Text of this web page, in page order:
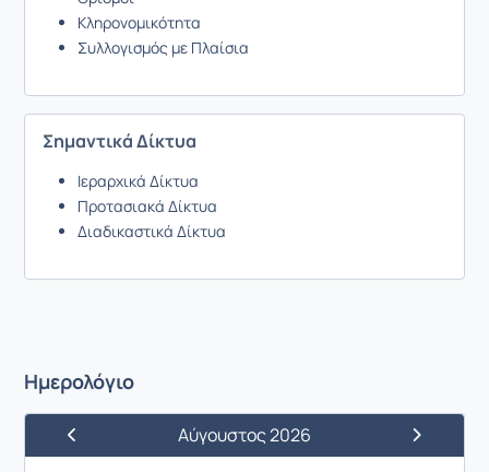
Κληρονομικότητα
Συλλογισμός με Πλαίσια
Σημαντικά Δίκτυα
Ιεραρχικά Δίκτυα
Προτασιακά Δίκτυα
Διαδικαστικά Δίκτυα
Ημερολόγιο
Προηγούμενος ΜήναςΑύγουστος 2026
Επόμενος